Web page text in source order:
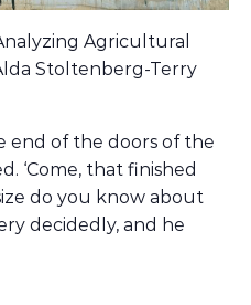
Agricultural
Stoltenberg-Terry
end of the doors of the
‘Come, that finished
do you know about
decidedly, and he